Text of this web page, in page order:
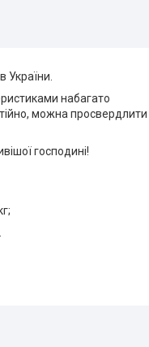
України.
набагато
можна просвердлити
господині!